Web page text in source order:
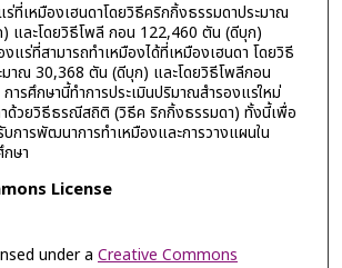
ร่ที่เหมืองเฮนดาโดยวิธีคริกกิ้งธรรมดาประมาณ
และโดยวิธีโพลี กอน 122,460 ตัน (ดีบุก)
แร่ที่สามารถทำเหมืองได้ที่เหมืองเฮนดา โดยวิธี
มาณ 30,368 ตัน (ดีบุก) และโดยวิธีโพลีกอน
รศึกษานี้ทำการประเมินปริมาณสำรองแร่ใหม่
าด้วยวิธีธรณีสถิติ (วิธีค ริกกิ้งธรรมดา) ทั้งนี้เพื่อ
การพัฒนาการทำเหมืองและการวางแผนใน
ษา
License
under a Creative Commons